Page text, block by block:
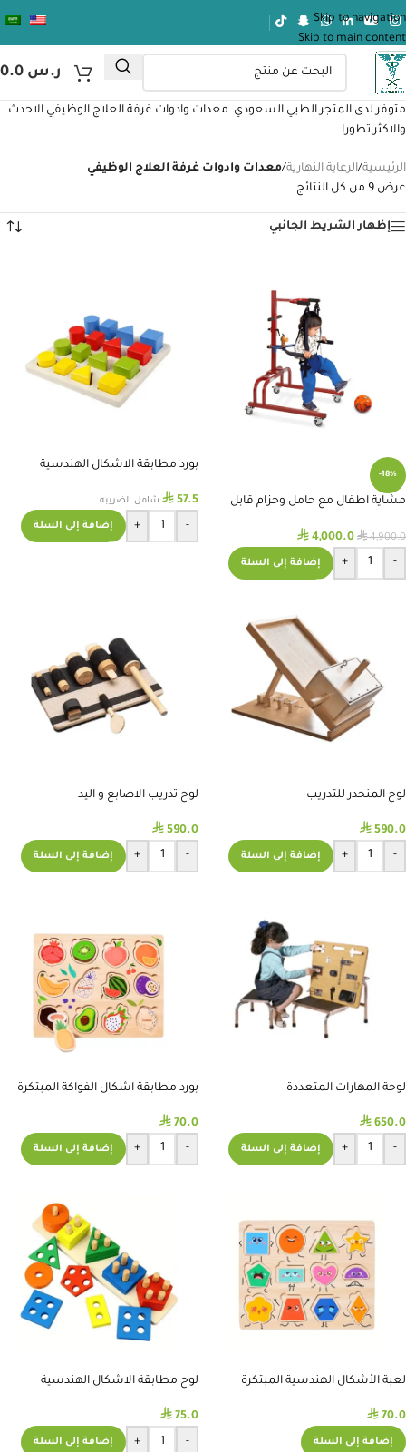
Skip to navigation
Skip to main content
ر.س
متوفر لدى المتجر الطبي السعودي معدات وادوات غرفة العلاج الوظيفي الاحدث
والاكثر تطورا
الرئيسية/الرعاية النهارية/معدات وادوات غرفة العلاج الوظيفي
عرض ⁦9⁩ من كل النتائج
إظهار الشريط الجانبي
-18%
مشاية اطفال مع حامل وحزام قابل
⃁4,900.0
⃁ 4,000.0
-
+ إضافة إلى السلة
بورد مطابقة الاشكال الهندسية
⃁ 57.5 شامل الضريبه
-
+ إضافة إلى السلة
لوح المنحدر للتدريب
⃁ 590.0
-
+ إضافة إلى السلة
لوح تدريب الاصابع و اليد
⃁ 590.0
-
+ إضافة إلى السلة
لوحة المهارات المتعددة
⃁ 650.0
-
+ إضافة إلى السلة
بورد مطابقة اشكال الفواكة المبتكرة
⃁ 70.0
-
+ إضافة إلى السلة
لعبة الأشكال الهندسية المبتكرة
⃁ 70.0
إضافة إلى السلة
لوح مطابقة الاشكال الهندسية
⃁ 75.0
-
+ إضافة إلى السلة